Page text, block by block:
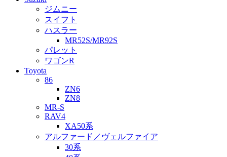
ジムニー
スイフト
ハスラー
MR52S/MR92S
パレット
ワゴンR
Toyota
86
ZN6
ZN8
MR-S
RAV4
XA50系
アルファード／ヴェルファイア
30系